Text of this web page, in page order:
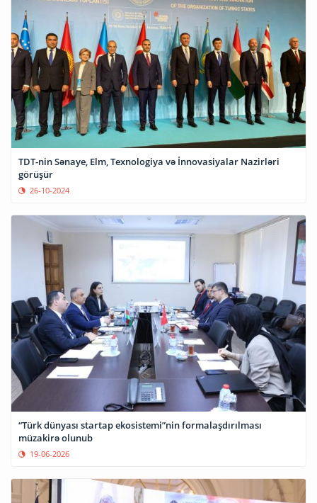
TDT-nin Sənaye, Elm, Texnologiya və İnnovasiyalar Nazirləri
görüşür
26-10-2024
“Türk dünyası startap ekosistemi”nin formalaşdırılması
müzakirə olunub
19-06-2026